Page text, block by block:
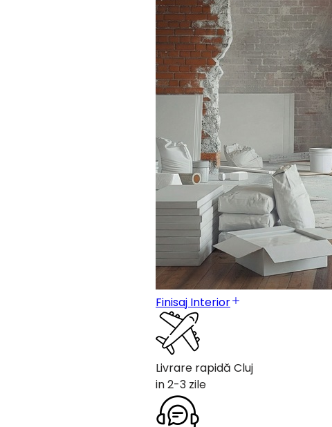
Finisaj Interior
Livrare rapidă Cluj
in 2-3 zile